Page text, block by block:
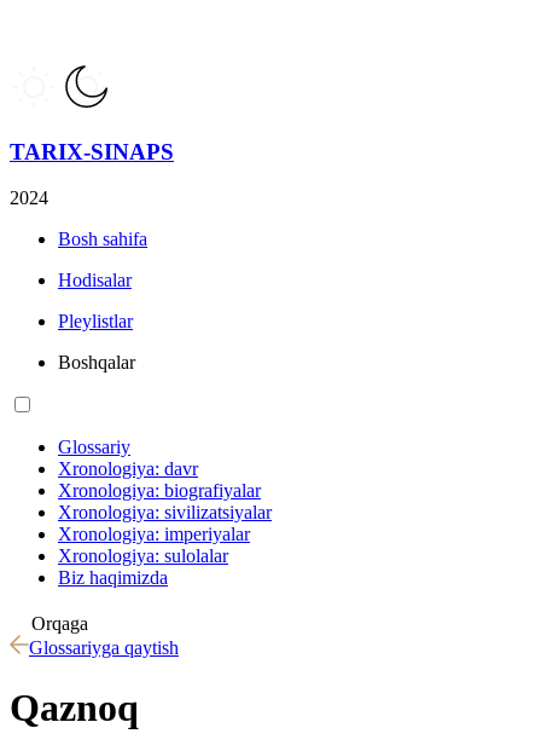
TARIX-SINAPS
2024
Bosh sahifa
Hodisalar
Pleylistlar
Boshqalar
Glossariy
Xronologiya: davr
Xronologiya: biografiyalar
Xronologiya: sivilizatsiyalar
Xronologiya: imperiyalar
Xronologiya: sulolalar
Biz haqimizda
Orqaga
Glossariyga qaytish
Qaznoq